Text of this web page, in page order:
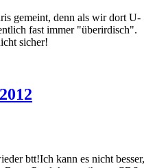
gemeint, denn als wir dort U-
fast immer "überirdisch".
sicher!
btt!Ich kann es nicht besser,